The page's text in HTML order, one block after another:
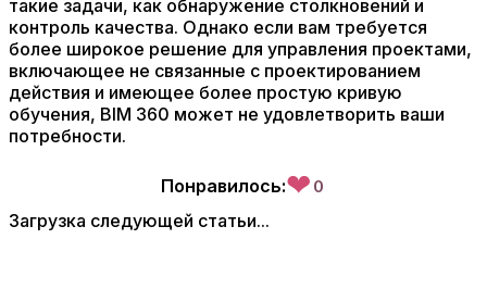
такие задачи, как обнаружение столкновений и
контроль качества. Однако если вам требуется
более широкое решение для управления проектами,
включающее не связанные с проектированием
действия и имеющее более простую кривую
обучения, BIM 360 может не удовлетворить ваши
потребности.
Понравилось:❤ 0
Загрузка следующей статьи...